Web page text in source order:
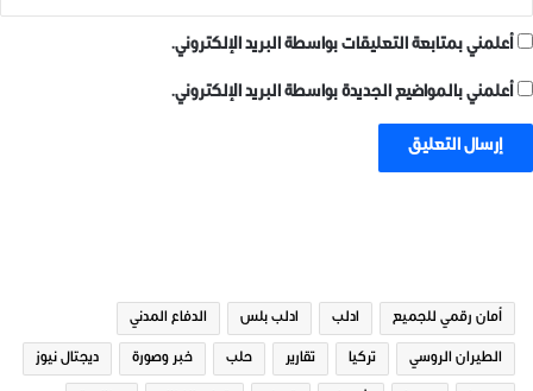
أعلمني بمتابعة التعليقات بواسطة البريد الإلكتروني.
أعلمني بالمواضيع الجديدة بواسطة البريد الإلكتروني.
أمان رقمي للجميع ادلب ادلب بلس الدفاع المدني
الطيران الروسي تركيا تقارير حلب خبر وصورة ديجتال نيوز